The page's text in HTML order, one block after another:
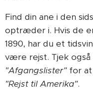
Find din ane i den
optræder i. Hvis de
1890, har du et
være rejst. Tjek
"Afgangslister"for at
"Rejst til Amerika".